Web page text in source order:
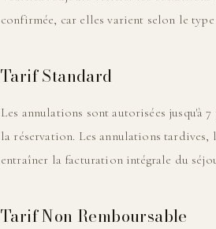
confirmée, car elles varient selon le
Tarif Standard
Les annulations sont autorisées jusqu'à
la réservation. Les annulations
entraîner la facturation intégrale du
Tarif Non Remboursable